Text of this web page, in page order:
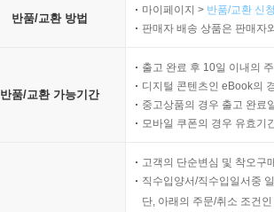
반품/교환 방법
마이페이지 > 반품/교환 신
판매자 배송 상품은 판매자
반품/교환 가능기간
출고 완료 후 10일 이내의
디지털 콘텐츠인 eBook의
중고상품의 경우 출고 완료
모바일 쿠폰의 경우 유효기
고객의 단순변심 및 착오구
직수입양서/직수입일서중
단, 아래의 주문/취소 조건